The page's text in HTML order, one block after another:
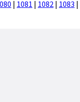
| 1081 | 1082 | 1083 |